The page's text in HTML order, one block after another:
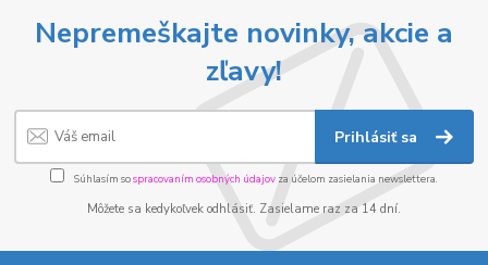
Nepremeškajte novinky, akcie a
zľavy!
Prihlásiť sa
Súhlasím sospracovaním osobných údajov za účelom zasielania newslettera.
Môžete sa kedykoľvek odhlásiť. Zasielame raz za 14 dní.